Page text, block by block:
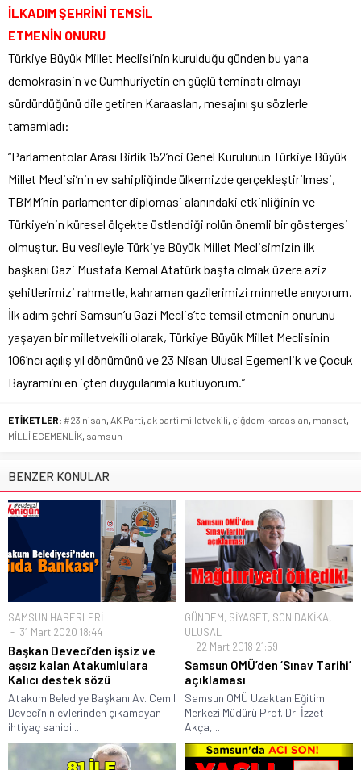
İLKADIM ŞEHRİNİ TEMSİL
ETMENİN ONURU
Türkiye Büyük Millet Meclisi’nin kurulduğu günden bu yana
demokrasinin ve Cumhuriyetin en güçlü teminatı olmayı
sürdürdüğünü dile getiren Karaaslan, mesajını şu sözlerle
tamamladı:
“Parlamentolar Arası Birlik 152’nci Genel Kurulunun Türkiye Büyük
Millet Meclisi’nin ev sahipliğinde ülkemizde gerçekleştirilmesi,
TBMM’nin parlamenter diplomasi alanındaki etkinliğinin ve
Türkiye’nin küresel ölçekte üstlendiği rolün önemli bir göstergesi
olmuştur. Bu vesileyle Türkiye Büyük Millet Meclisimizin ilk
başkanı Gazi Mustafa Kemal Atatürk başta olmak üzere aziz
şehitlerimizi rahmetle, kahraman gazilerimizi minnetle anıyorum.
İlk adım şehri Samsun’u Gazi Meclis’te temsil etmenin onurunu
yaşayan bir milletvekili olarak, Türkiye Büyük Millet Meclisinin
106’ncı açılış yıl dönümünü ve 23 Nisan Ulusal Egemenlik ve Çocuk
Bayramı’nı en içten duygularımla kutluyorum.”
ETİKETLER: #23 nisan, AK Parti, ak parti milletvekili, çiğdem karaaslan, manset,
MİLLİ EGEMENLİK, samsun
BENZER KONULAR
SAMSUN HABERLERİ
31 Mart 2020 18:44
Başkan Deveci’den işsiz ve
aşsız kalan Atakumlulara
Kalıcı destek sözü
Atakum Belediye Başkanı Av. Cemil
Deveci’nin evlerinden çıkamayan
ihtiyaç sahibi...
GÜNDEM, SİYASET, SON DAKİKA,
ULUSAL
22 Mart 2018 21:59
Samsun OMÜ’den ‘Sınav Tarihi’
açıklaması
Samsun OMÜ Uzaktan Eğitim
Merkezi Müdürü Prof. Dr. İzzet
Akça,...